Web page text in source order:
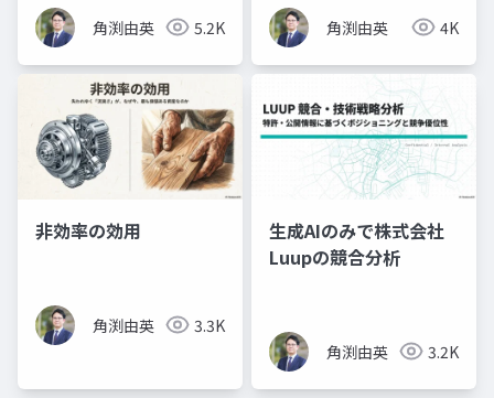
角渕由英 5.2K 角渕由英 4K
非効率の効用
角渕由英 3.3K
生成AIのみで株式会社
Luupの競合分析
角渕由英 3.2K